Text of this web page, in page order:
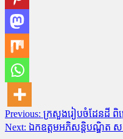
Post
navigation
Previous: ក្រសួងរៀបចំដែនដី ពិគ្
Next: ឯកឧត្តមអភិសន្តិបណ្ឌិត ស